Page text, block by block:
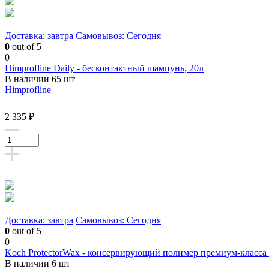
Доставка: завтра Самовывоз: Сегодня
0 out of 5
0
Himprofline Daily - бесконтактный шампунь, 20л
В наличии 65 шт
Himprofline
2 335 ₽
Доставка: завтра Самовывоз: Сегодня
0 out of 5
0
Koch ProtectorWax - консервирующий полимер премиум-класса
В наличии 6 шт